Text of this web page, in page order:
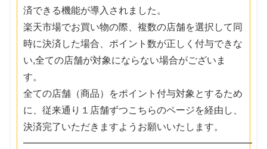
済できる機能が導入されました。
楽天市場でお買い物の際、複数の店舗を選択して同
時に決済した場合、ポイント数が正しく付与できな
い,全ての店舗が対象にならない場合がございま
す。
全ての店舗（商品）をポイント付与対象とするため
に、従来通り１店舗ずつこちらのページを経由し、
決済完了いただきますようお願いいたします。
━━━━━━━━━━━━━━━━━━━━━━━━